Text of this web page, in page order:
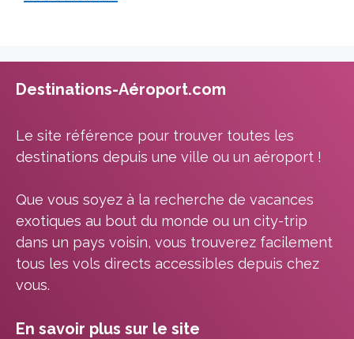
Destinations-Aéroport.com
Le site référence pour trouver toutes les
destinations depuis une ville ou un aéroport !
Que vous soyez à la recherche de vacances
exotiques au bout du monde ou un city-trip
dans un pays voisin, vous trouverez facilement
tous les vols directs accessibles depuis chez
vous.
En savoir plus sur le site